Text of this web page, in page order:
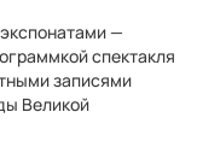
—
спектакля
записями
Великой